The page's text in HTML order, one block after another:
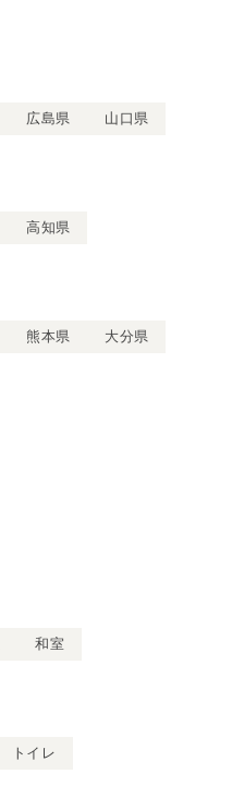
広島県 山口県
高知県
熊本県
大分県
和室
トイレ